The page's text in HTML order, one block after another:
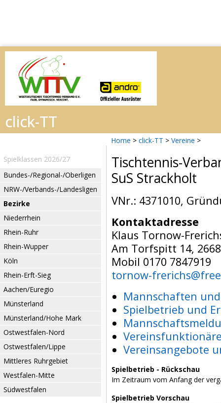
Home > click-TT > Vereine >
Spielklassen 2026/27
Bundes-/Regional-/Oberligen
NRW-/Verbands-/Landesligen
Bezirke
Niederrhein
Rhein-Ruhr
Rhein-Wupper
Köln
Rhein-Erft-Sieg
Aachen/Euregio
Münsterland
Münsterland/Hohe Mark
Ostwestfalen-Nord
Ostwestfalen/Lippe
Mittleres Ruhrgebiet
Westfalen-Mitte
Südwestfalen
Tischtennis-
SuS Strackholt
VNr.: 4371010,
Kontaktadresse
Klaus Tornow-
Am Torfspitt 14,
Mobil 0170 7847919
tornow-
Mannschaften
Spielbetrieb und
Vereinsangebote
Spielbetrieb - Rückschau
Im Zeitraum vom Anfang der
Spielbetrieb Vorschau